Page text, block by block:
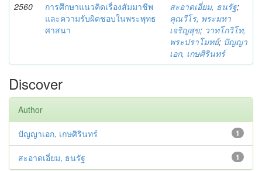
2560
การศึกษาแนวคิดเรื่องสัมมาชีพ
และความรับผิดชอบในพระพุทธ
ศาสนา
สะอาดเอี่ยม, ธนรัฐ;
คุณวีโร, พระมหา
เจริญสุข; วาทโกวิโท,
พระปราโมทย์; ปัญญา
เอก, เกษศิรินทร์
Discover
Author
1
ปัญญาเอก, เกษศิรินทร์
1
สะอาดเอี่ยม, ธนรัฐ